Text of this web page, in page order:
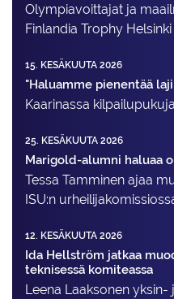
Olympiavoittajat ja
Finlandia Trophy
15. KESÄKUUTA 2026
"Haluamme pienentää
Kaarinassa
25. KESÄKUUTA 2026
Marigold-alumni haluaa
Tessa Tamminen ajaa
ISU:n
12. KESÄKUUTA 2026
Ida Hellström jatkaa
teknisessä komiteassa
Leena Laaksonen yksin-